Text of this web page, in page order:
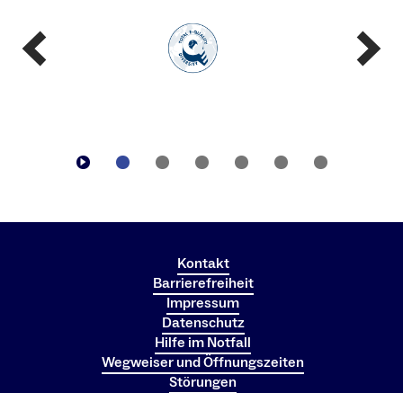
Kontakt
Barrierefreiheit
Impressum
Datenschutz
Hilfe im Notfall
Wegweiser und Öffnungszeiten
Störungen